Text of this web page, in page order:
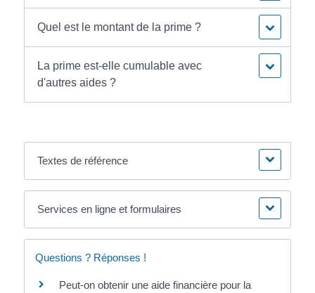
Quel est le montant de la prime ?
La prime est-elle cumulable avec
d'autres aides ?
Textes de référence
Services en ligne et formulaires
Questions ? Réponses !
Peut-on obtenir une aide financière pour la